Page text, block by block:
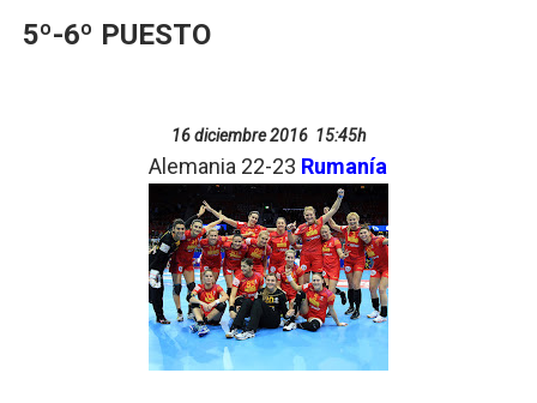
5º-6º PUESTO
16 diciembre 2016 15:45h
Alemania 22-23 Rumanía